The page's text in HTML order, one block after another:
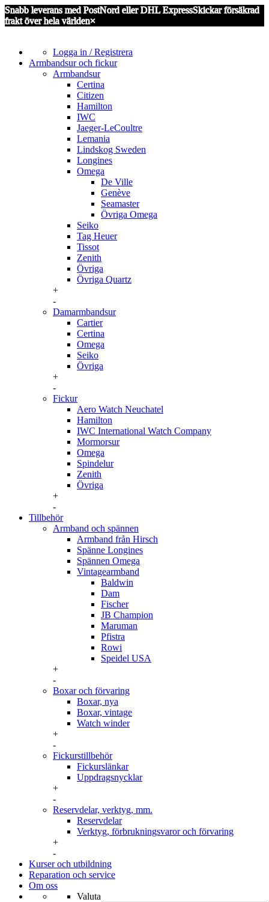
Snabb leverans med PostNord eller DHL ExpressSkickar försäkrad
frakt över hela världen×
Logga in / Registrera
Armbandsur och fickur
Armbandsur
Certina
Citizen
Hamilton
IWC
Jaeger-LeCoultre
Lemania
Lindskog Sweden
Longines
Omega
De Ville
Genève
Seamaster
Övriga Omega
Seiko
Tag Heuer
Tissot
Zenith
Övriga
Övriga Quartz
+
-
Damarmbandsur
Cartier
Certina
Omega
Seiko
Övriga
+
-
Fickur
Aero Watch Neuchatel
Hamilton
IWC International Watch Company
Mormorsur
Omega
Spindelur
Zenith
Övriga
+
-
Tillbehör
Armband och spännen
Armband från Hirsch
Spänne Longines
Spännen Omega
Vintagearmband
Baldwin
Dam
Fischer
JB Champion
Maruman
Pfistra
Rowi
Speidel USA
+
-
Boxar och förvaring
Boxar, nya
Boxar, vintage
Watch winder
+
-
Fickurstillbehör
Fickurslänkar
Uppdragsnycklar
+
-
Reservdelar, verktyg, mm.
Reservdelar
Verktyg, förbrukningsvaror och förvaring
+
-
Kurser och utbildning
Reparation och service
Om oss
Valuta